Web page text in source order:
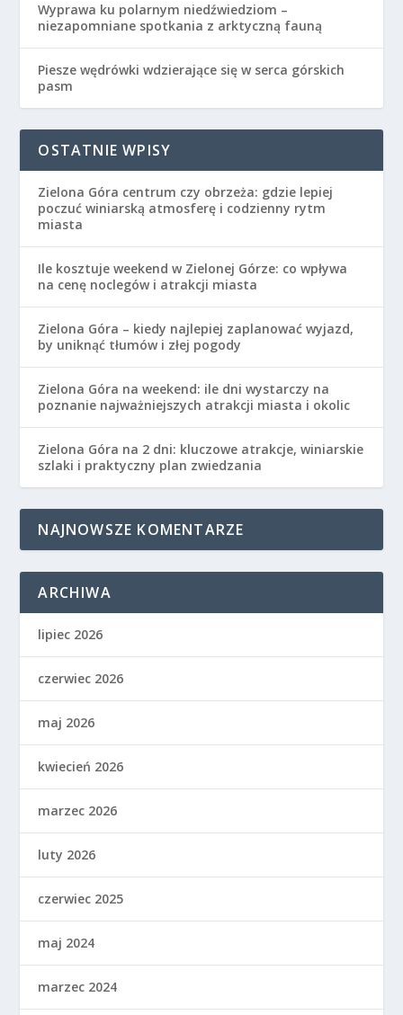
Wyprawa ku polarnym niedźwiedziom –
niezapomniane spotkania z arktyczną fauną
Piesze wędrówki wdzierające się w serca górskich
pasm
OSTATNIE WPISY
Zielona Góra centrum czy obrzeża: gdzie lepiej
poczuć winiarską atmosferę i codzienny rytm
miasta
Ile kosztuje weekend w Zielonej Górze: co wpływa
na cenę noclegów i atrakcji miasta
Zielona Góra – kiedy najlepiej zaplanować wyjazd,
by uniknąć tłumów i złej pogody
Zielona Góra na weekend: ile dni wystarczy na
poznanie najważniejszych atrakcji miasta i okolic
Zielona Góra na 2 dni: kluczowe atrakcje, winiarskie
szlaki i praktyczny plan zwiedzania
NAJNOWSZE KOMENTARZE
ARCHIWA
lipiec 2026
czerwiec 2026
maj 2026
kwiecień 2026
marzec 2026
luty 2026
czerwiec 2025
maj 2024
marzec 2024